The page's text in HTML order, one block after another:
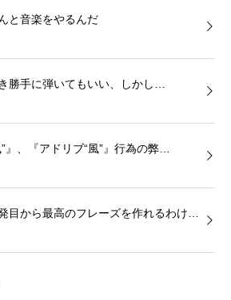
と音楽をやるんだ
手に弾いてもいい、しかし…
、『アドリブ“風”』行為の弊…
から最高のフレーズを作れるわけ…